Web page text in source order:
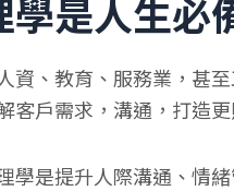
學是人生必
資、教育、服務業，甚
客戶需求，溝通，打造
學是提升人際溝通、情